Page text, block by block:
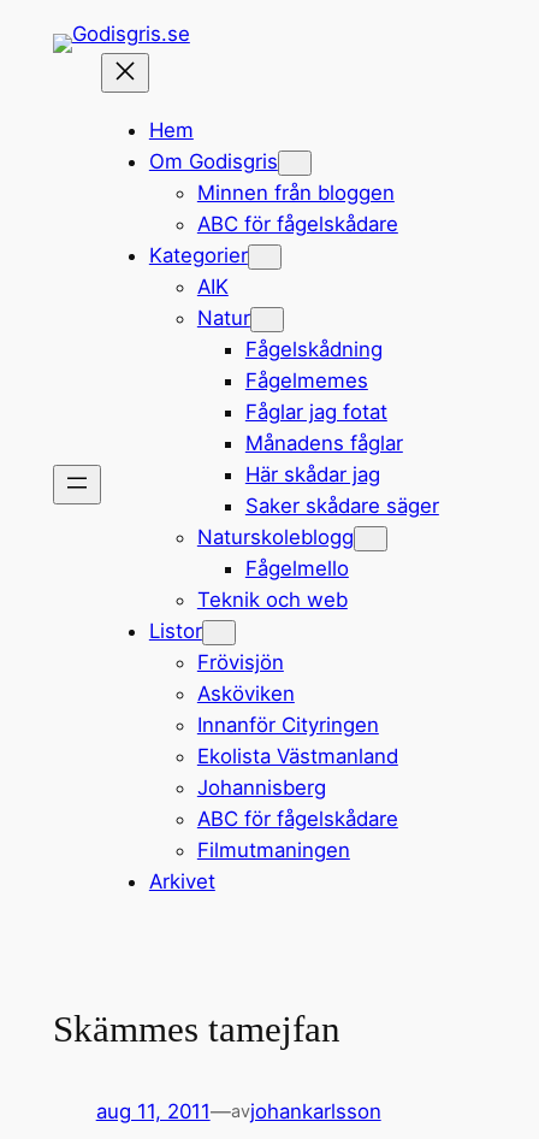
Hem
Om Godisgris
Minnen från bloggen
ABC för fågelskådare
Kategorier
AIK
Natur
Fågelskådning
Fågelmemes
Fåglar jag fotat
Månadens fåglar
Här skådar jag
Saker skådare säger
Naturskoleblogg
Fågelmello
Teknik och web
Listor
Frövisjön
Asköviken
Innanför Cityringen
Ekolista Västmanland
Johannisberg
ABC för fågelskådare
Filmutmaningen
Arkivet
Skämmes tamejfan
aug 11, 2011—avjohankarlsson